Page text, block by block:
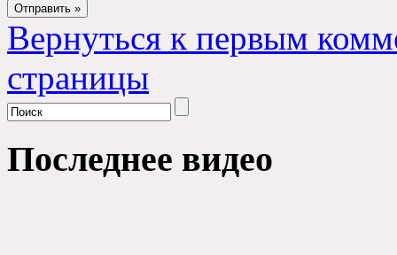
Вернуться к первым
страницы
Последнее видео